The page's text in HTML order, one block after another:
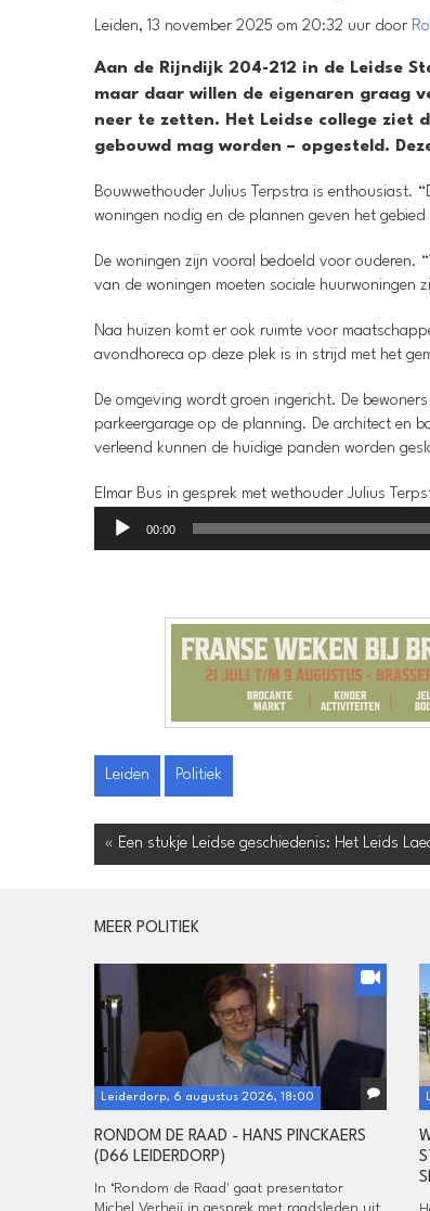
Leiden, 13 november 2025 om 20:32 uur door
Aan de Rijndijk 204-212 in de Leidse
maar daar willen de eigenaren graag
neer te zetten. Het Leidse college ziet
gebouwd mag worden – opgesteld.
Bouwwethouder Julius Terpstra is enthousiast.
woningen nodig en de plannen geven het
De woningen zijn vooral bedoeld voor ouderen.
van de woningen moeten sociale huurwoningen
Naa huizen komt er ook ruimte voor
avondhoreca op deze plek is in strijd met het
De omgeving wordt groen ingericht. De
parkeergarage op de planning. De architect en
verleend kunnen de huidige panden worden
Elmar Bus in gesprek met wethouder Julius
Audiospeler
00:00
Leiden Politiek
« Een stukje Leidse geschiedenis: Het Leids
MEER POLITIEK
Leiderdorp, 6 augustus 2026, 18:00
RONDOM DE RAAD - HANS PINCKAERS
(D66 LEIDERDORP)
In ‘Rondom de Raad' gaat presentator
Michel Verheij in gesprek met raadsleden uit